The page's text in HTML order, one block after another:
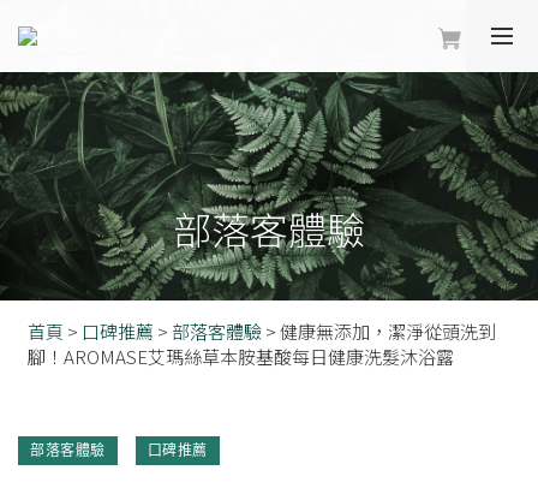
部落客體驗
首頁 > 口碑推薦 > 部落客體驗>健康無添加，潔淨從頭洗到
腳！AROMASE艾瑪絲草本胺基酸每日健康洗髮沐浴露
部落客體驗 口碑推薦